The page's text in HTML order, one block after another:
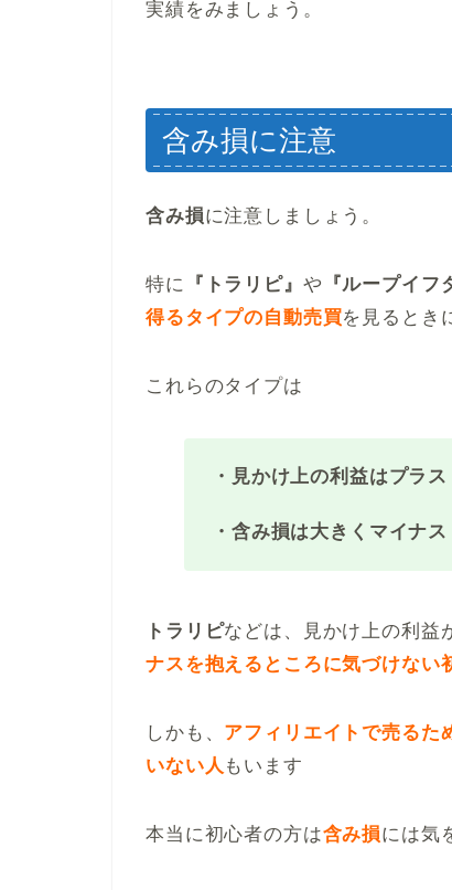
実績をみましょう。
含み損に注意
含み損に注意しましょう。
特に 『トラリピ』 や 『ループイフ
得るタイプの自動売買を見るとき
これらのタイプは
・見かけ上の利益はプラス
・含み損は大きくマイナス
トラリピなどは、見かけ上の利益
ナスを抱えるところに気づけない
しかも、 アフィリエイトで売るた
いない人 もいます
本当に初心者の方は含み損には気